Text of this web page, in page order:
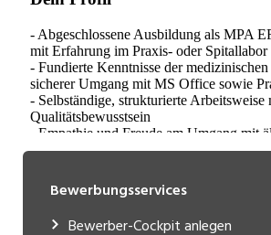
Bewerbungsservices
Bewerber-Cockpit anlegen